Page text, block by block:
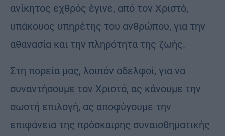
ανίκητος εχθρός έγινε, από τον Χριστό,
υπάκουος υπηρέτης του ανθρώπου, για την
αθανασία και την πληρότητα της ζωής.
Στη πορεία μας, λοιπόν αδελφοί, για να
συναντήσουμε τον Χριστό, ας κάνουμε την
σωστή επιλογή, ας αποφύγουμε την
επιφάνεια της πρόσκαιρης συναισθηματικής